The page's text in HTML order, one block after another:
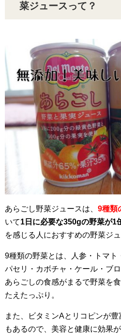
菜ジュースって？
あらごし野菜ジュースは、 9種類
いて1日に必要な350gの野菜が1
を感じる人におすすめの野菜ジュ
9種類の野菜とは、人参・トマト
パセリ・カボチャ・ケール・ブ
あらごしの食感がまるで野菜を
たえたっぷり。
また、ビタミンAとリコピンが
もあるので、美容と健康に効果